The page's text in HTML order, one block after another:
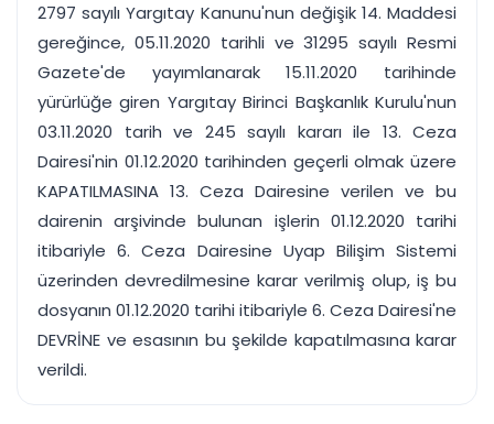
2797 sayılı Yargıtay Kanunu'nun değişik 14. Maddesi
gereğince, 05.11.2020 tarihli ve 31295 sayılı Resmi
Gazete'de yayımlanarak 15.11.2020 tarihinde
yürürlüğe giren Yargıtay Birinci Başkanlık Kurulu'nun
03.11.2020 tarih ve 245 sayılı kararı ile 13. Ceza
Dairesi'nin 01.12.2020 tarihinden geçerli olmak üzere
KAPATILMASINA 13. Ceza Dairesine verilen ve bu
dairenin arşivinde bulunan işlerin 01.12.2020 tarihi
itibariyle 6. Ceza Dairesine Uyap Bilişim Sistemi
üzerinden devredilmesine karar verilmiş olup, iş bu
dosyanın 01.12.2020 tarihi itibariyle 6. Ceza Dairesi'ne
DEVRİNE ve esasının bu şekilde kapatılmasına karar
verildi.